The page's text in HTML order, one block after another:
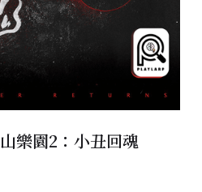
樂園2：小丑回魂